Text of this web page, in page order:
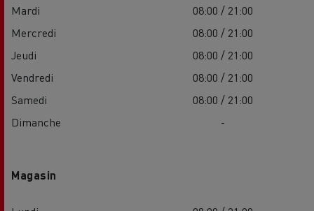
Mardi
08:00 / 21:00
Mercredi
08:00 / 21:00
Jeudi
08:00 / 21:00
Vendredi
08:00 / 21:00
Samedi
08:00 / 21:00
Dimanche
-
Magasin